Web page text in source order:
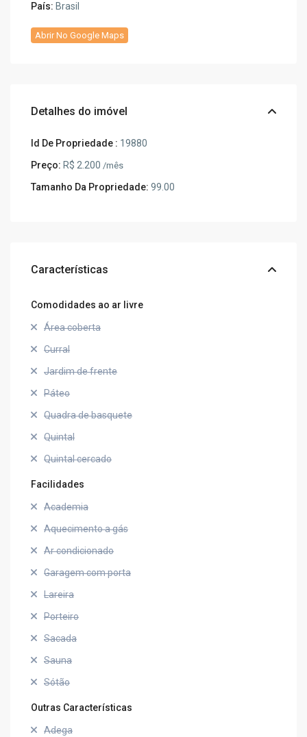
País: Brasil
Abrir No Google Maps
Detalhes do imóvel
Id De Propriedade : 19880
Preço: R$ 2.200 /mês
Tamanho Da Propriedade: 99.00
Características
Comodidades ao ar livre
Área coberta
Curral
Jardim de frente
Páteo
Quadra de basquete
Quintal
Quintal cercado
Facilidades
Academia
Aquecimento a gás
Ar condicionado
Garagem com porta
Lareira
Porteiro
Sacada
Sauna
Sótão
Outras Características
Adega